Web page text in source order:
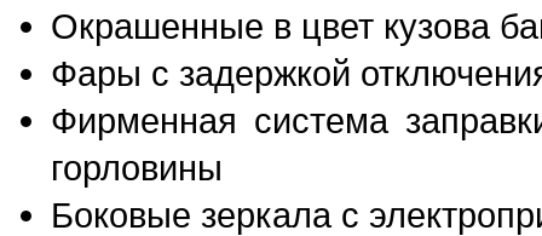
Окрашенные в цвет кузова
Фары с задержкой
Фирменная система
горловины
Боковые зеркала с